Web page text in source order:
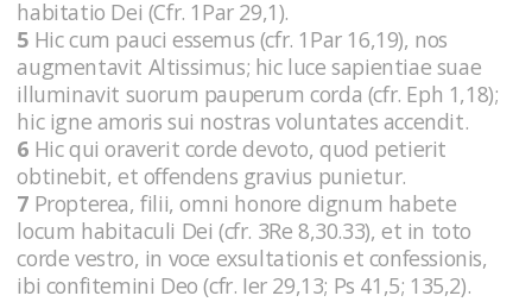
habitatio Dei (Cfr. 1Par 29,1).
5 Hic cum pauci essemus (cfr. 1Par 16,19), nos
augmentavit Altissimus; hic luce sapientiae suae
illuminavit suorum pauperum corda (cfr. Eph 1,18);
hic igne amoris sui nostras voluntates accendit.
6 Hic qui oraverit corde devoto, quod petierit
obtinebit, et offendens gravius punietur.
7 Propterea, filii, omni honore dignum habete
locum habitaculi Dei (cfr. 3Re 8,30.33), et in toto
corde vestro, in voce exsultationis et confessionis,
ibi confitemini Deo (cfr. Ier 29,13; Ps 41,5; 135,2).